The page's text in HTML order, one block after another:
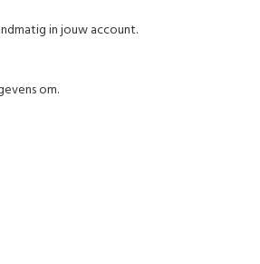
in jouw account.
om.